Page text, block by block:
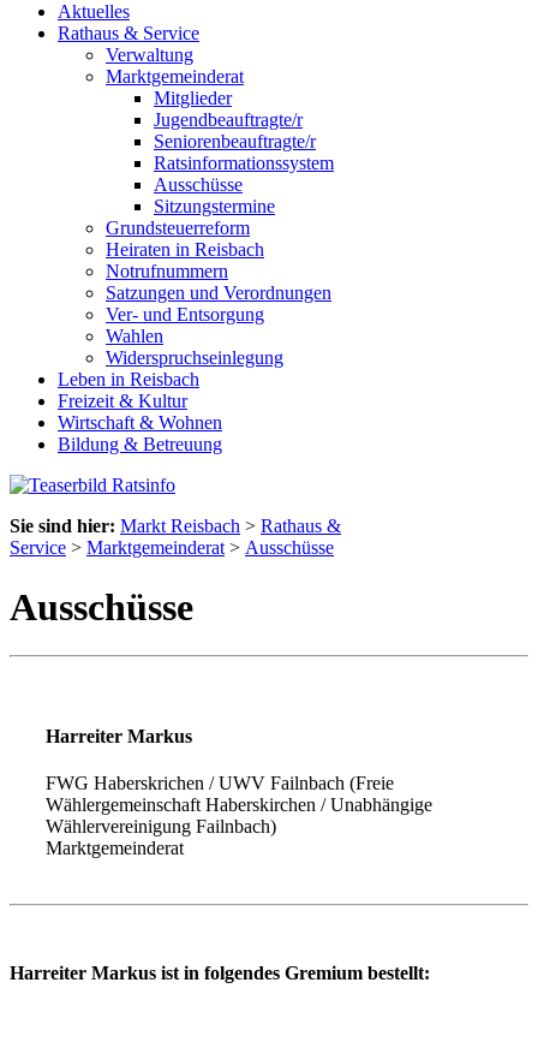
Aktuelles
Rathaus & Service
Verwaltung
Marktgemeinderat
Mitglieder
Jugendbeauftragte/r
Seniorenbeauftragte/r
Ratsinformationssystem
Ausschüsse
Sitzungstermine
Grundsteuerreform
Heiraten in Reisbach
Notrufnummern
Satzungen und Verordnungen
Ver- und Entsorgung
Wahlen
Widerspruchseinlegung
Leben in Reisbach
Freizeit & Kultur
Wirtschaft & Wohnen
Bildung & Betreuung
Sie sind hier: Markt Reisbach > Rathaus &
Service > Marktgemeinderat > Ausschüsse
Ausschüsse
Harreiter Markus
FWG Haberskrichen / UWV Failnbach (Freie
Wählergemeinschaft Haberskirchen / Unabhängige
Wählervereinigung Failnbach)
Marktgemeinderat
Harreiter Markus ist in folgendes Gremium bestellt: